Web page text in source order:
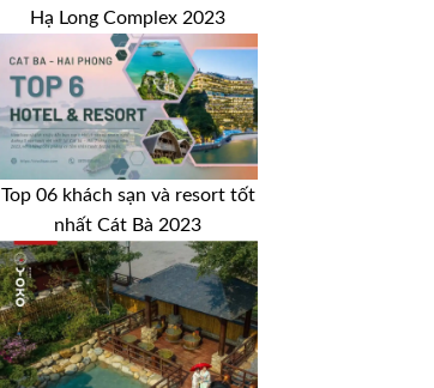
Hạ Long Complex 2023
Top 06 khách sạn và resort tốt
nhất Cát Bà 2023